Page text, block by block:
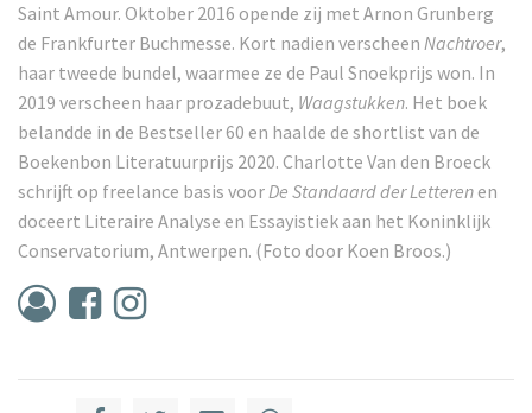
Saint Amour. Oktober 2016 opende zij met Arnon Grunberg
de Frankfurter Buchmesse. Kort nadien verscheen Nachtroer,
haar tweede bundel, waarmee ze de Paul Snoekprijs won. In
2019 verscheen haar prozadebuut, Waagstukken. Het boek
belandde in de Bestseller 60 en haalde de shortlist van de
Boekenbon Literatuurprijs 2020. Charlotte Van den Broeck
schrijft op freelance basis voor De Standaard der Letteren en
doceert Literaire Analyse en Essayistiek aan het Koninklijk
Conservatorium, Antwerpen. (Foto door Koen Broos.)